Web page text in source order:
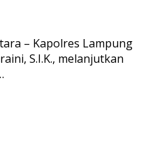
– Kapolres Lampung
S.I.K., melanjutkan